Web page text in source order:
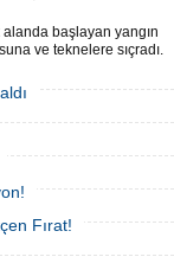
başlayan yangın
ve teknelere sıçradı.
aldı.
Fırat!